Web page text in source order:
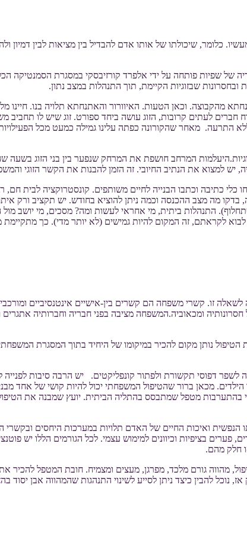
שיכולתו של אותו אדם להבדיל בין מציאות לבין דמיון
של שפיות פותחה על ידי אלפרד קורזיבסקי במסגרת הסמנטיקה
ובחסרונות שבזוגיות הקיימת, תוך התנהלות במצב נתון.
מחוייבים להיות 24/14 ביחד. אין איוורור ואין כל אתנחתא מהקבוצה. וכאן הטעות. האיוורור
לעתים קרובות, הזוג עושה ביחד ספורט. זוג שיש לו תחביב
מאחר שהקורונה כפתה עלינו גמילה כמעט מכל הפעילויות
המרחב חושפת את המרחק שנפער בין בני הזוג בשעה
יש למצוא את הנתיב החיובי. זה הזמן להבנות את הקשר הזוגי
כתיבה וכתבו הבנייה לחיים משותפים. קונסטרוקציה לבית חם,
מה מצב ההכנסה וכמה ניתן להוציא בחודש. יש תקציב ורק
התנהלות ביתית, מי אחראי לעשות ומה? מסכים, מי יושב מול
לקראתם, זה המקום להיות גמישים (לא יותר מדי). כך מתקיימת
זו. קשרי משפחה הם קשרים בין-אישיים אינטנסיביים
ומכאוביה.המשפחה מציבה בפני חבריה וחברותיה
נותן מקום להכיר במיקומו של היחיד בתוך המסגרת
דפוסי תקשורת ולפתור קונפליקטים. יש הרבה סיבות
מכאן ברור שהטיפול המשפחתי יכול להיות קושי של אחד
בהתערבות מטפל שמתבסס בהתליה הביתית. יועץ שמבנה את
ואיכות החיים של האדם תלויות במערכות היחסים ובקשרי
בציפיות וכיוונים למימוש עצמי. לכל הגורמים הללו יש
חלק מהם.
מהווה גורם מלכד, מפרגן, מעצים ומצמיח. חובת המטפל להכיר
נוכל להבין כיצד ניתן לסייע לשינוי התנהגות שהמהווה אבן